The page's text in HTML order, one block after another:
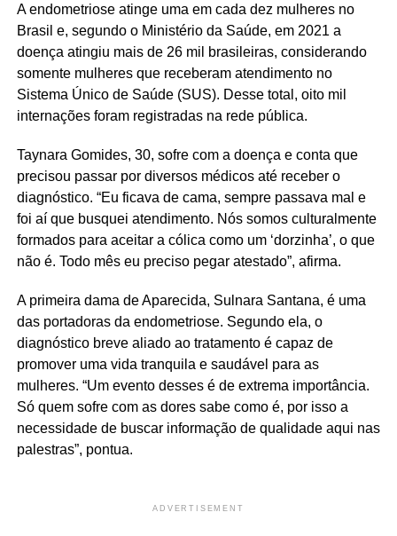
A endometriose atinge uma em cada dez mulheres no
Brasil e, segundo o Ministério da Saúde, em 2021 a
doença atingiu mais de 26 mil brasileiras, considerando
somente mulheres que receberam atendimento no
Sistema Único de Saúde (SUS). Desse total, oito mil
internações foram registradas na rede pública.
Taynara Gomides, 30, sofre com a doença e conta que
precisou passar por diversos médicos até receber o
diagnóstico. “Eu ficava de cama, sempre passava mal e
foi aí que busquei atendimento. Nós somos culturalmente
formados para aceitar a cólica como um ‘dorzinha’, o que
não é. Todo mês eu preciso pegar atestado”, afirma.
A primeira dama de Aparecida, Sulnara Santana, é uma
das portadoras da endometriose. Segundo ela, o
diagnóstico breve aliado ao tratamento é capaz de
promover uma vida tranquila e saudável para as
mulheres. “Um evento desses é de extrema importância.
Só quem sofre com as dores sabe como é, por isso a
necessidade de buscar informação de qualidade aqui nas
palestras”, pontua.
ADVERTISEMENT